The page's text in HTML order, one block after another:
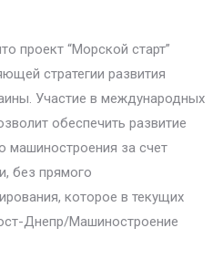
проект “Морской старт”
стратегии развития
Участие в международных
обеспечить развитие
машиностроения за счет
без прямого
которое в текущих
Днепр/Машиностроение